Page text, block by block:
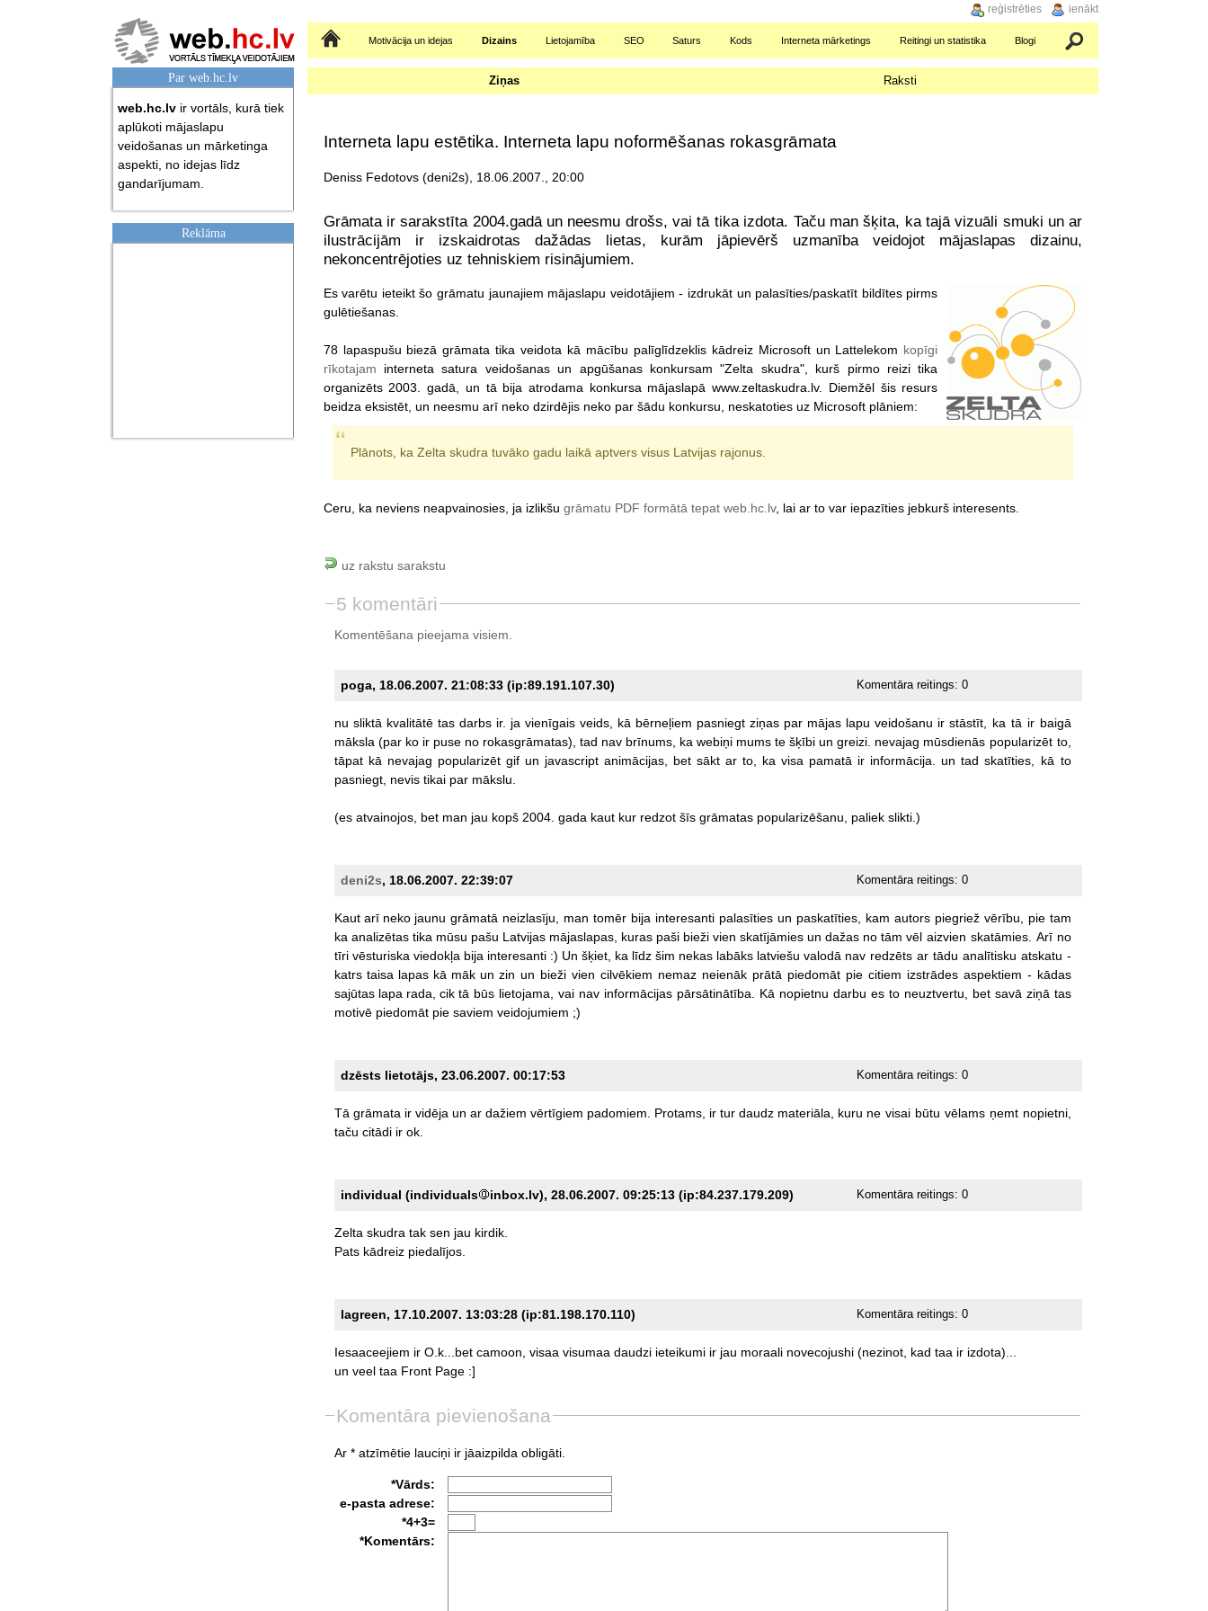
SākumlapaMotivācija un idejas Dizains Lietojamība SEO Saturs Kods Interneta mārketings Reitingi un statistika Blogi Meklēšana
Ziņas Raksti
Interneta lapu estētika. Interneta lapu noformēšanas rokasgrāmata
Deniss Fedotovs (deni2s), 18.06.2007., 20:00
Grāmata ir sarakstīta 2004.gadā un neesmu drošs, vai tā tika izdota. Taču man šķita, ka tajā vizuāli smuki un ar
ilustrācijām ir izskaidrotas dažādas lietas, kurām jāpievērš uzmanība veidojot mājaslapas dizainu,
nekoncentrējoties uz tehniskiem risinājumiem.
Es varētu ieteikt šo grāmatu jaunajiem mājaslapu veidotājiem - izdrukāt un palasīties/paskatīt bildītes pirms
gulētiešanas.
78 lapaspušu biezā grāmata tika veidota kā mācību palīglīdzeklis kādreiz Microsoft un Lattelekom kopīgi
rīkotajam interneta satura veidošanas un apgūšanas konkursam "Zelta skudra", kurš pirmo reizi tika
organizēts 2003. gadā, un tā bija atrodama konkursa mājaslapā www.zeltaskudra.lv. Diemžēl šis resurs
beidza eksistēt, un neesmu arī neko dzirdējis neko par šādu konkursu, neskatoties uz Microsoft plāniem:
Plānots, ka Zelta skudra tuvāko gadu laikā aptvers visus Latvijas rajonus.
Ceru, ka neviens neapvainosies, ja izlikšu grāmatu PDF formātā tepat web.hc.lv, lai ar to var iepazīties jebkurš interesents.
uz rakstu sarakstu
5 komentāri
Komentēšana pieejama visiem.
poga, 18.06.2007. 21:08:33 (ip:89.191.107.30) Komentāra reitings:0
nu sliktā kvalitātē tas darbs ir. ja vienīgais veids, kā bērneļiem pasniegt ziņas par mājas lapu veidošanu ir stāstīt, ka tā ir baigā
māksla (par ko ir puse no rokasgrāmatas), tad nav brīnums, ka webiņi mums te šķībi un greizi. nevajag mūsdienās popularizēt to,
tāpat kā nevajag popularizēt gif un javascript animācijas, bet sākt ar to, ka visa pamatā ir informācija. un tad skatīties, kā to
pasniegt, nevis tikai par mākslu.
(es atvainojos, bet man jau kopš 2004. gada kaut kur redzot šīs grāmatas popularizēšanu, paliek slikti.)
deni2s, 18.06.2007. 22:39:07 Komentāra reitings:0
Kaut arī neko jaunu grāmatā neizlasīju, man tomēr bija interesanti palasīties un paskatīties, kam autors piegriež vērību, pie tam
ka analizētas tika mūsu pašu Latvijas mājaslapas, kuras paši bieži vien skatījāmies un dažas no tām vēl aizvien skatāmies. Arī no
tīri vēsturiska viedokļa bija interesanti :) Un šķiet, ka līdz šim nekas labāks latviešu valodā nav redzēts ar tādu analītisku atskatu -
katrs taisa lapas kā māk un zin un bieži vien cilvēkiem nemaz neienāk prātā piedomāt pie citiem izstrādes aspektiem - kādas
sajūtas lapa rada, cik tā būs lietojama, vai nav informācijas pārsātinātība. Kā nopietnu darbu es to neuztvertu, bet savā ziņā tas
motivē piedomāt pie saviem veidojumiem ;)
dzēsts lietotājs, 23.06.2007. 00:17:53 Komentāra reitings:0
Tā grāmata ir vidēja un ar dažiem vērtīgiem padomiem. Protams, ir tur daudz materiāla, kuru ne visai būtu vēlams ņemt nopietni,
taču citādi ir ok.
individual (individuals inbox.lv), 28.06.2007. 09:25:13 (ip:84.237.179.209) Komentāra reitings:0
Zelta skudra tak sen jau kirdik.
Pats kādreiz piedalījos.
lagreen, 17.10.2007. 13:03:28 (ip:81.198.170.110) Komentāra reitings:0
Iesaaceejiem ir O.k...bet camoon, visaa visumaa daudzi ieteikumi ir jau moraali novecojushi (nezinot, kad taa ir izdota)...
un veel taa Front Page :]
Komentāra pievienošana
Ar * atzīmētie lauciņi ir jāaizpilda obligāti.
*Vārds:
e-pasta adrese:
*4+3=
*Komentārs:
Par web.hc.lv
web.hc.lv ir vortāls, kurā tiek
aplūkoti mājaslapu
veidošanas un mārketinga
aspekti, no idejas līdz
gandarījumam.
Reklāma
ienākt
reģistrēties